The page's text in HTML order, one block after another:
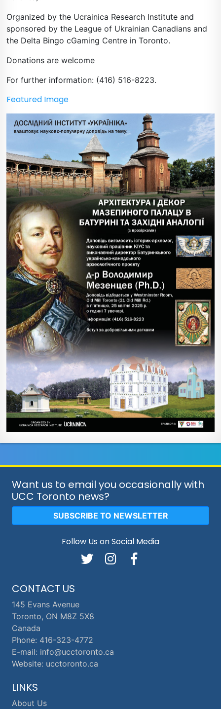
Organized by the Ucrainica Research Institute and
sponsored by the League of Ukrainian Canadians and
the Delta Bingo cGaming Centre in Toronto.
Donations are welcome
For further information: (416) 516-8223.
Featured Image
CONTACT US
145 Evans Avenue
Toronto, ON M8Z 5X8
Canada
Phone: 416-323-4772
E-mail: info@ucctoronto.ca
Website: ucctoronto.ca
Want us to email you occasionally with
UCC Toronto news?
SUBSCRIBE TO NEWSLETTER
Follow Us on Social Media
LINKS
About Us